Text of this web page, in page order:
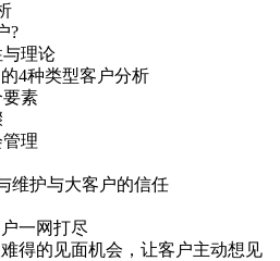
?
理论
4种类型客户分析
素
理
维护与大客户的信任
一网打尽
得的见面机会，让客户主动想见